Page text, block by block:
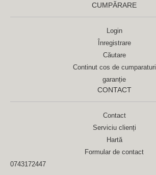
CUMPĂRARE
Login
Înregistrare
Căutare
Continut cos de cumparaturi
garanție
CONTACT
Contact
Serviciu clienți
Hartă
Formular de contact
0743172447